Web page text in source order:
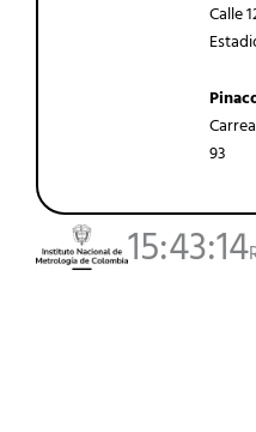
Calle
93
15:43:14